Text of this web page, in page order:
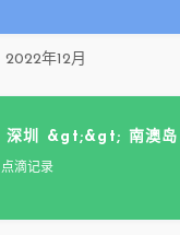
2022年12月
深圳 &gt;&gt; 南澳岛
点滴记录